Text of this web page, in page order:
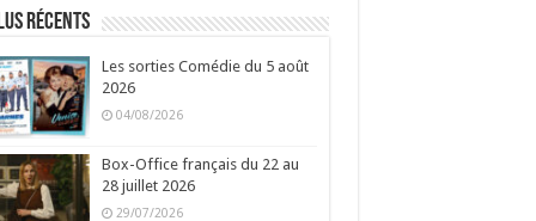
récents
Les sorties Comédie du 5 août
2026
04/08/2026
Box-Office français du 22 au
28 juillet 2026
29/07/2026